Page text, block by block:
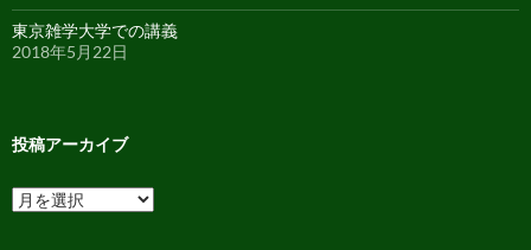
東京雑学大学での講義
2018年5月22日
投稿アーカイブ
投
稿